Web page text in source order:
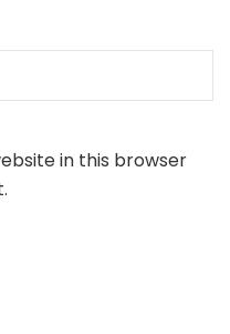
in this browser